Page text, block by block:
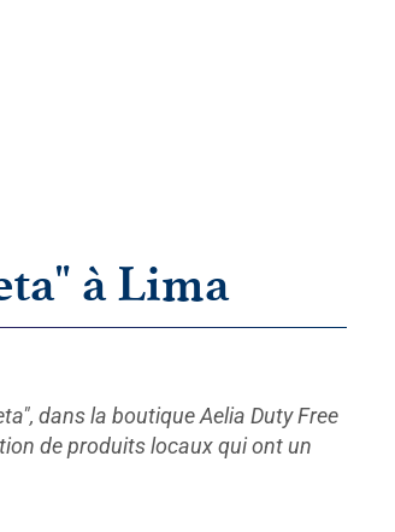
à Lima
dans la boutique Aelia Duty Free
de produits locaux qui ont un